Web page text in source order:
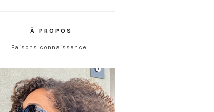
À PROPOS
Faisons connaissance…